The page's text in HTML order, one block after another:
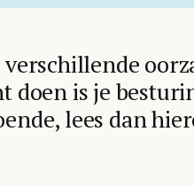
doen is je
lees dan